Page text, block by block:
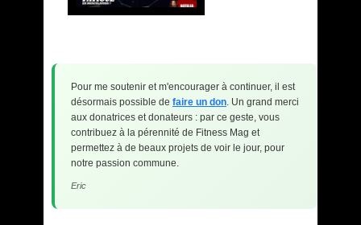
Pour me soutenir et m'encourager à continuer, il est
désormais possible de faire un don. Un grand merci
aux donatrices et donateurs : par ce geste, vous
contribuez à la pérennité de Fitness Mag et
permettez à de beaux projets de voir le jour, pour
notre passion commune.
Eric